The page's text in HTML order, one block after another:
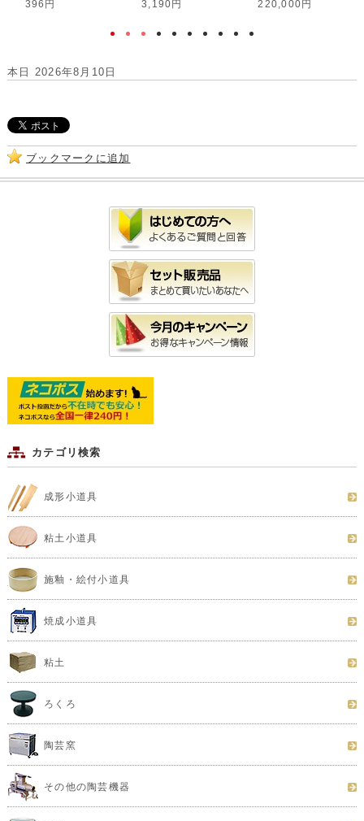
396円 3,190円 220,000円
本日 2026年8月10日
ブックマークに追加
カテゴリ検索
成形小道具
粘土小道具
施釉・絵付小道具
焼成小道具
粘土
ろくろ
陶芸窯
その他の陶芸機器